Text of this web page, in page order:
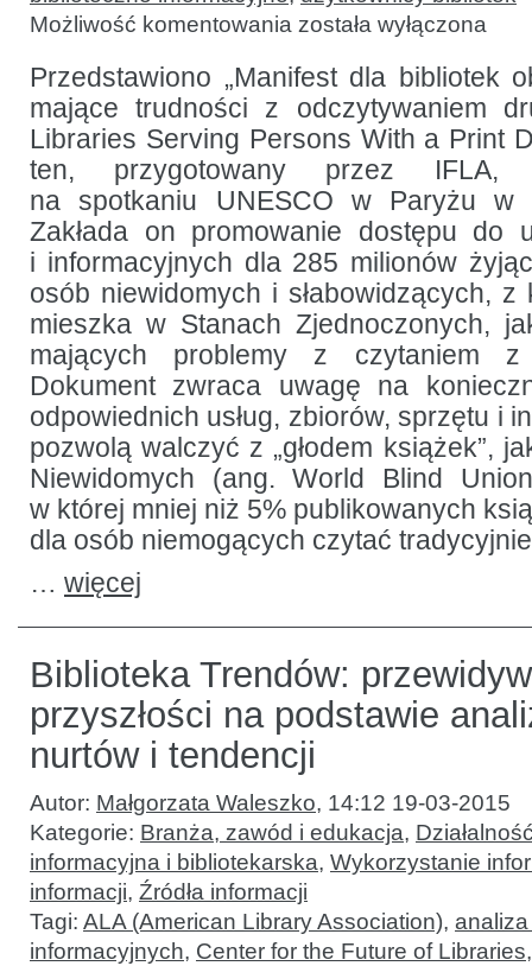
Możliwość komentowania Promowanie
dostępu
niewidomych
i słabowidzących
użytkowników:
IFLA
została wyłączona
Przedstawiono „Manifest dla bibliotek
mające trudności z odczytywaniem
Libraries Serving Persons With a Print
ten, przygotowany przez IFLA,
na spotkaniu UNESCO w Paryżu w
Zakłada on promowanie dostępu do
i informacyjnych dla 285 milionów
osób niewidomych i słabowidzących,
mieszka w Stanach Zjednoczonych,
mających problemy z czytaniem z
Dokument zwraca uwagę na
odpowiednich usług, zbiorów, sprzętu i
pozwolą walczyć z „głodem książek”,
Niewidomych (ang. World Blind
w której mniej niż 5% publikowanych
dla osób niemogących czytać
… więcej
Biblioteka Trendów:
przyszłości na podstawie
nurtów i tendencji
Autor: Małgorzata Waleszko, 14:12 19-03-2015
Kategorie: Branża, zawód i edukacja,
informacyjna i bibliotekarska, Wykorzystanie
informacji, Źródła informacji
Tagi: ALA (American Library Association),
informacyjnych, Center for the Future of Libraries